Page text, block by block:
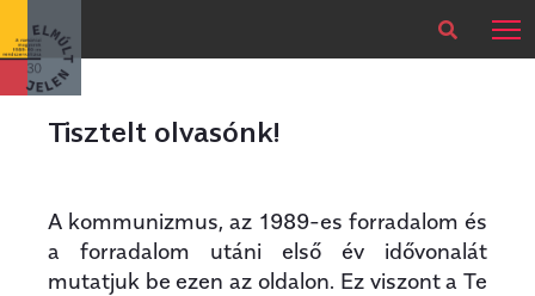
×
Tisztelt olvasónk!
A kommunizmus, az 1989-es forradalom és
a forradalom utáni első év idővonalát
mutatjuk be ezen az oldalon. Ez viszont a Te